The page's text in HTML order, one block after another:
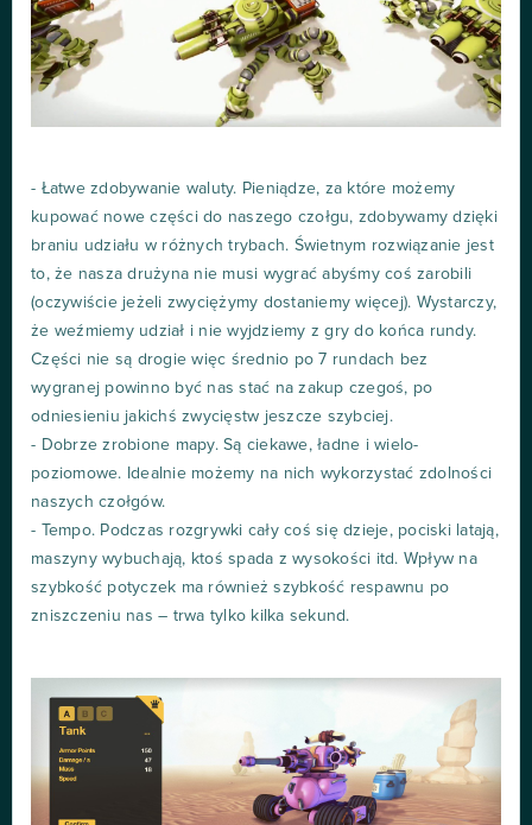
- Łatwe zdobywanie waluty. Pieniądze, za które możemy
kupować nowe części do naszego czołgu, zdobywamy dzięki
braniu udziału w różnych trybach. Świetnym rozwiązanie jest
to, że nasza drużyna nie musi wygrać abyśmy coś zarobili
(oczywiście jeżeli zwyciężymy dostaniemy więcej). Wystarczy,
że weźmiemy udział i nie wyjdziemy z gry do końca rundy.
Części nie są drogie więc średnio po 7 rundach bez
wygranej powinno być nas stać na zakup czegoś, po
odniesieniu jakichś zwycięstw jeszcze szybciej.
- Dobrze zrobione mapy. Są ciekawe, ładne i wielo-
poziomowe. Idealnie możemy na nich wykorzystać zdolności
naszych czołgów.
- Tempo. Podczas rozgrywki cały coś się dzieje, pociski latają,
maszyny wybuchają, ktoś spada z wysokości itd. Wpływ na
szybkość potyczek ma również szybkość respawnu po
zniszczeniu nas – trwa tylko kilka sekund.